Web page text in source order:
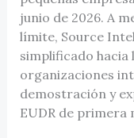
junio de 2026. A
límite, Source
simplificado hacia
organizaciones
demostración y
EUDR de primera